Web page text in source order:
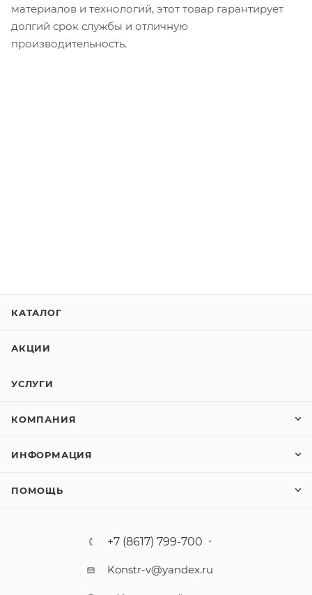
материалов и технологий, этот товар гарантирует
долгий срок службы и отличную
производительность.
КАТАЛОГ
АКЦИИ
УСЛУГИ
КОМПАНИЯ
ИНФОРМАЦИЯ
ПОМОЩЬ
+7 (8617) 799-700
Konstr-v@yandex.ru